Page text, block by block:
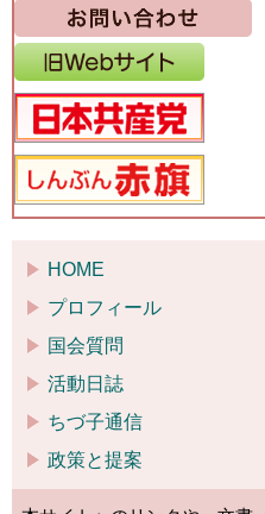
HOME
プロフィール
国会質問
活動日誌
ちづ子通信
政策と提案